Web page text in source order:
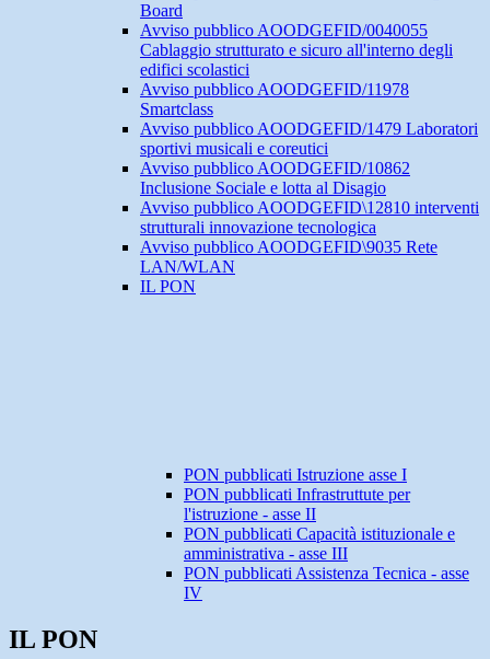
Board
Avviso pubblico AOODGEFID/0040055
Cablaggio strutturato e sicuro all'interno degli
edifici scolastici
Avviso pubblico AOODGEFID/11978
Smartclass
Avviso pubblico AOODGEFID/1479 Laboratori
sportivi musicali e coreutici
Avviso pubblico AOODGEFID/10862
Inclusione Sociale e lotta al Disagio
Avviso pubblico AOODGEFID\12810 interventi
strutturali innovazione tecnologica
Avviso pubblico AOODGEFID\9035 Rete
LAN/WLAN
IL PON
PON pubblicati Istruzione asse I
PON pubblicati Infrastruttute per
l'istruzione - asse II
PON pubblicati Capacità istituzionale e
amministrativa - asse III
PON pubblicati Assistenza Tecnica - asse
IV
IL PON